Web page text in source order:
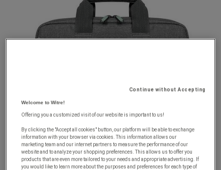
Continue without Accepting
Welcome to Witre!
Offering you a customized visit of our website is important to us!
By clicking the "Accept all cookies" button, our platform will be able to exchange
information with your browser via cookies. This information allows our
marketing team and our internet partners to measure the performance of our
website and to analyze your shopping preferences. This allows us to offer you
products that are even more tailored to your needs and appropriate advertising. If
you would like to learn more about the purposes and preferences for each type of